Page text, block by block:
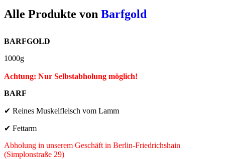
Alle Produkte von Barfgold
BARFGOLD
1000g
Achtung: Nur Selbstabholung möglich!
BARF
✔ Reines Muskelfleisch vom Lamm
✔ Fettarm
Abholung in unserem Geschäft in Berlin-Friedrichshain
(Simplonstraße 29)